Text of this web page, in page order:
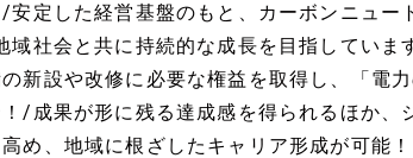
安定した経営基盤のもと、カーボンニュー
域社会と共に持続的な成長を目指していま
新設や改修に必要な権益を取得し、「電
/成果が形に残る達成感を得られるほか、
め、地域に根ざしたキャリア形成が可能！